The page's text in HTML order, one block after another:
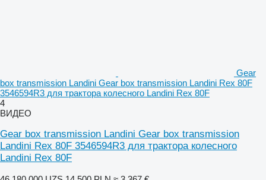
Gear
box transmission Landini Gear box transmission Landini Rex 80F
3546594R3 для трактора колесного Landini Rex 80F
4
ВИДЕО
Gear box transmission Landini Gear box transmission
Landini Rex 80F 3546594R3 для трактора колесного
Landini Rex 80F